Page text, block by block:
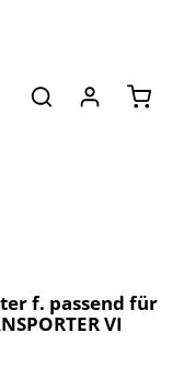
f. passend für
VI